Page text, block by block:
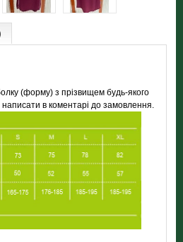
(форму) з прізвищем будь-якого
в коментарі до замовлення.